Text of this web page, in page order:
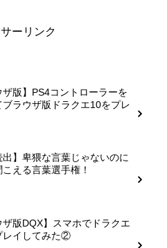
ーリンク
ザ版】PS4コントローラーを
ブラウザ版ドラクエ10をプレ
出】卑猥な言葉じゃないのに
える言葉選手権！
ザ版DQX】スマホでドラクエ
レイしてみた②